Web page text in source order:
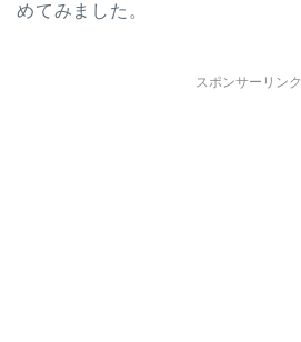
めてみました。
スポンサーリンク